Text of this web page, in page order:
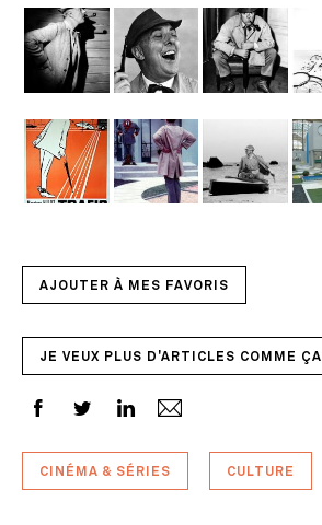
AJOUTER À MES FAVORIS
JE VEUX PLUS D'ARTICLES COMME ÇA
CINÉMA & SÉRIES CULTURE